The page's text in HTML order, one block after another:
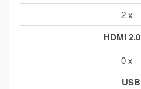
2 x
HDMI 2.0
0 x
USB